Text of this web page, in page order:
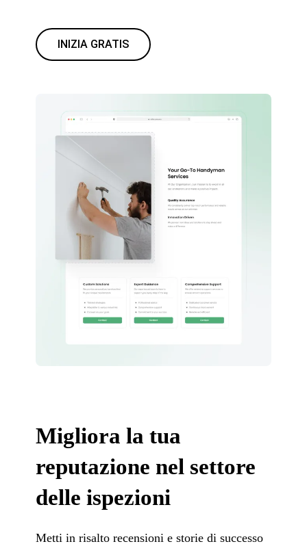
INIZIA GRATIS
Migliora la tua
reputazione nel settore
delle ispezioni
Metti in risalto recensioni e storie di successo